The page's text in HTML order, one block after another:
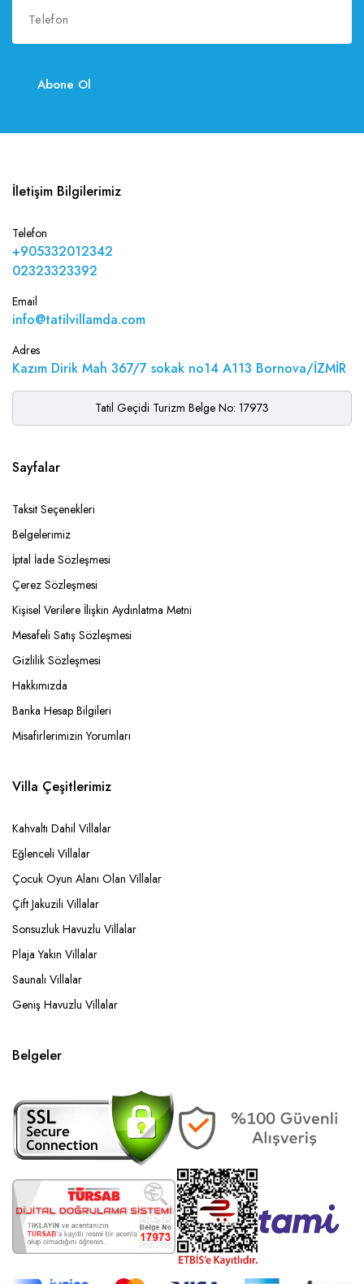
Abone Ol
İletişim Bilgilerimiz
Telefon
+905332012342
02323323392
Email
info@tatilvillamda.com
Adres
Kazım Dirik Mah 367/7 sokak no14 A113 Bornova/İZMİR
Tatil Geçidi Turizm Belge No: 17973
Sayfalar
Taksit Seçenekleri
Belgelerimiz
İptal İade Sözleşmesi
Çerez Sözleşmesi
Kişisel Verilere İlişkin Aydınlatma Metni
Mesafeli Satış Sözleşmesi
Gizlilik Sözleşmesi
Hakkımızda
Banka Hesap Bilgileri
Misafirlerimizin Yorumları
Villa Çeşitlerimiz
Kahvaltı Dahil Villalar
Eğlenceli Villalar
Çocuk Oyun Alanı Olan Villalar
Çift Jakuzili Villalar
Sonsuzluk Havuzlu Villalar
Plaja Yakın Villalar
Saunalı Villalar
Geniş Havuzlu Villalar
Belgeler